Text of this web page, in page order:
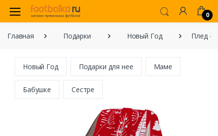
0
Главная Подарки Новый Год Плед
Новый Год Подарки для нее Маме
Бабушке Сестре